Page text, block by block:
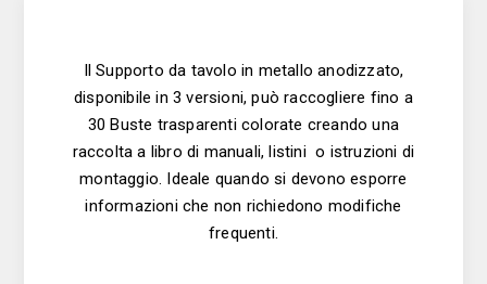
Il Supporto da tavolo in metallo anodizzato,
disponibile in 3 versioni, può raccogliere fino a
30 Buste trasparenti colorate creando una
raccolta a libro di manuali, listini o istruzioni di
montaggio. Ideale quando si devono esporre
informazioni che non richiedono modifiche
frequenti.